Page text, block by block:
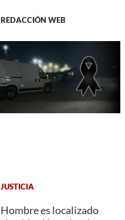
REDACCIÓN WEB
JUSTICIA
Hombre es localizado